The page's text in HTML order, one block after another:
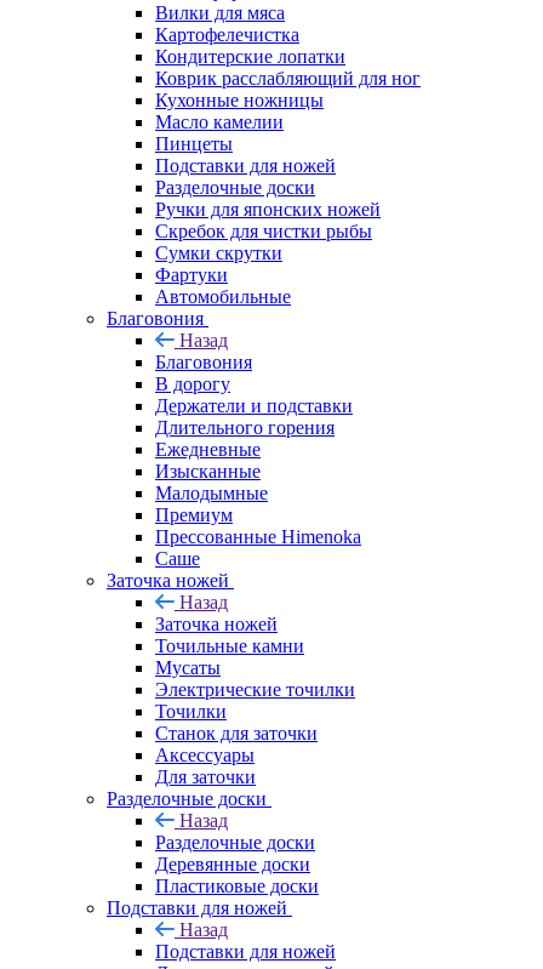
Вилки для мяса
Картофелечистка
Кондитерские лопатки
Коврик расслабляющий для ног
Кухонные ножницы
Масло камелии
Пинцеты
Подставки для ножей
Разделочные доски
Ручки для японских ножей
Скребок для чистки рыбы
Сумки скрутки
Фартуки
Автомобильные
Благовония
Назад
Благовония
В дорогу
Держатели и подставки
Длительного горения
Ежедневные
Изысканные
Малодымные
Премиум
Прессованные Himenoka
Саше
Заточка ножей
Назад
Заточка ножей
Точильные камни
Мусаты
Электрические точилки
Точилки
Станок для заточки
Аксессуары
Для заточки
Разделочные доски
Назад
Разделочные доски
Деревянные доски
Пластиковые доски
Подставки для ножей
Назад
Подставки для ножей